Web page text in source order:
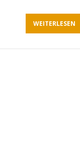
WEITERLESEN